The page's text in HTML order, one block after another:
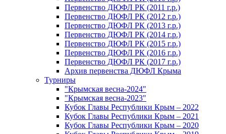
Первенство ДЮФЛ РК (2011 г.р.)
Первенство ДЮФЛ РК (2012 г.р.)
Первенство ДЮФЛ РК (2013 г.р.)
Первенство ДЮФЛ РК (2014 г.р.)
Первенство ДЮФЛ РК (2015 г.р.)
Первенство ДЮФЛ РК (2016 г.р.)
Первенство ДЮФЛ РК (2017 г.р.)
Архив первенства ДЮФЛ Крыма
Турниры
"Крымская весна-2024"
"Крымская весна-2023"
Кубок Главы Республики Крым – 2022
Кубок Главы Республики Крым – 2021
Кубок Главы Республики Крым – 2020